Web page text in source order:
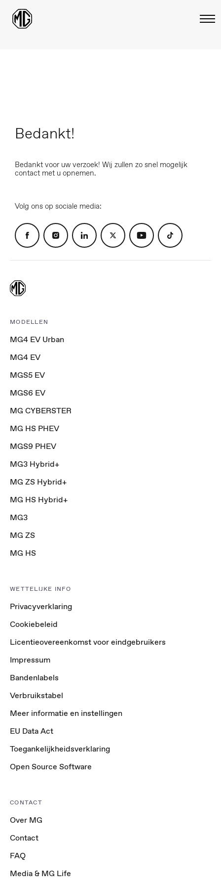
Bedankt!
Bedankt voor uw verzoek! Wij zullen zo snel mogelijk
contact met u opnemen.
Volg ons op sociale media:
MODELLEN
MG4 EV Urban
MG4 EV
MGS5 EV
MGS6 EV
MG CYBERSTER
MG HS PHEV
MGS9 PHEV
MG3 Hybrid+
MG ZS Hybrid+
MG HS Hybrid+
MG3
MG ZS
MG HS
WETTELIJKE INFO
Privacyverklaring
Cookiebeleid
Licentieovereenkomst voor eindgebruikers
Impressum
Bandenlabels
Verbruikstabel
Meer informatie en instellingen
EU Data Act
Toegankelijkheidsverklaring
Open Source Software
CONTACT
Over MG
Contact
FAQ
Media & MG Life